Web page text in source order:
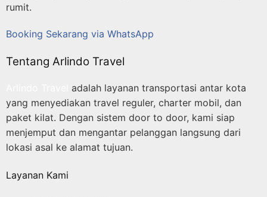
rumit.
Booking Sekarang via WhatsApp
Tentang Arlindo Travel
adalah layanan transportasi antar kota
yang menyediakan travel reguler, charter mobil, dan
paket kilat. Dengan sistem door to door, kami siap
menjemput dan mengantar pelanggan langsung dari
lokasi asal ke alamat tujuan.
Layanan Kami